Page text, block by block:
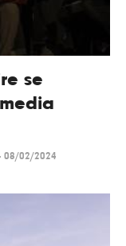
se
08/02/2024